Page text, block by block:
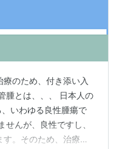
のため、付き添い入
腫とは、、、 日本人の
いわゆる良性腫瘍で
んが、良性ですし、
。そのため、治療を